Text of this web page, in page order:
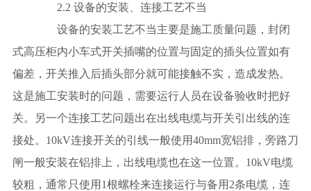
2.2 设备的安装、连接工艺不当
设备的安装工艺不当主要是施工质量问题，封闭
式高压柜内小车式开关插嘴的位置与固定的插头位置如有
偏差，开关推入后插头部分就可能接触不实，造成发热。
这是施工安装时的问题，需要运行人员在设备验收时把好
关。另一个连接工艺问题出在出线电缆与开关引出线的连
接处。10kV连接开关的引线一般使用40mm宽铝排，旁路刀
闸一般安装在铝排上，出线电缆也在这一位置。10kV电缆
较粗，通常只使用1根螺栓来连接运行与备用2条电缆，连